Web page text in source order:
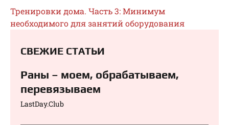
Тренировки дома. Часть 3: Минимум
необходимого для занятий оборудования
СВЕЖИЕ СТАТЬИ
Раны – моем, обрабатываем,
перевязываем⁠⁠
LastDay.Club